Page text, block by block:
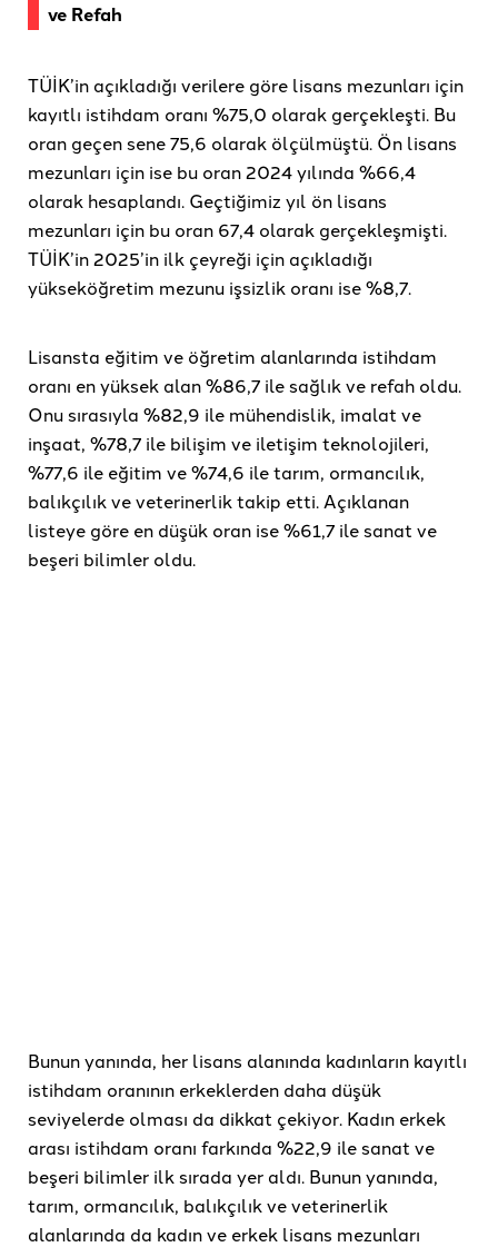
ve Refah
TÜİK’in açıkladığı verilere göre lisans mezunları için
kayıtlı istihdam oranı %75,0 olarak gerçekleşti. Bu
oran geçen sene 75,6 olarak ölçülmüştü. Ön lisans
mezunları için ise bu oran 2024 yılında %66,4
olarak hesaplandı. Geçtiğimiz yıl ön lisans
mezunları için bu oran 67,4 olarak gerçekleşmişti.
TÜİK’in 2025’in ilk çeyreği için açıkladığı
yükseköğretim mezunu işsizlik oranı ise %8,7.
Lisansta eğitim ve öğretim alanlarında istihdam
oranı en yüksek alan %86,7 ile sağlık ve refah oldu.
Onu sırasıyla %82,9 ile mühendislik, imalat ve
inşaat, %78,7 ile bilişim ve iletişim teknolojileri,
%77,6 ile eğitim ve %74,6 ile tarım, ormancılık,
balıkçılık ve veterinerlik takip etti. Açıklanan
listeye göre en düşük oran ise %61,7 ile sanat ve
beşeri bilimler oldu.
Bunun yanında, her lisans alanında kadınların kayıtlı
istihdam oranının erkeklerden daha düşük
seviyelerde olması da dikkat çekiyor. Kadın erkek
arası istihdam oranı farkında %22,9 ile sanat ve
beşeri bilimler ilk sırada yer aldı. Bunun yanında,
tarım, ormancılık, balıkçılık ve veterinerlik
alanlarında da kadın ve erkek lisans mezunları